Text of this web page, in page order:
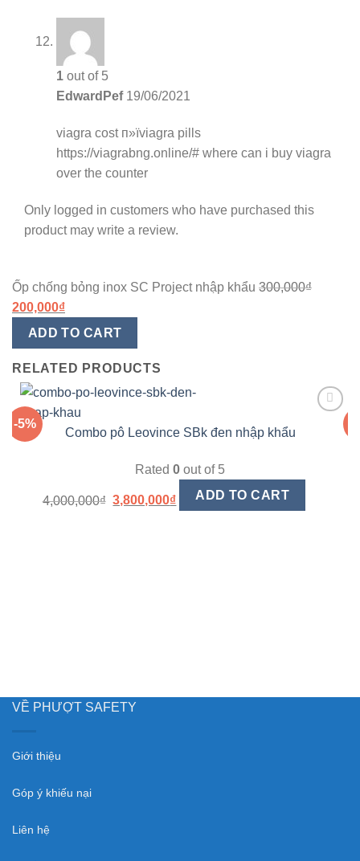
1 out of 5
EdwardPef 19/06/2021
viagra costп»їviagra pills
https://viagrabng.online/# where can i buy viagra
over the counter
Only logged in customers who have purchased this
product may write a review.
Ốp chống bỏng inox SC Project nhập khẩu 300,000₫
200,000₫
ADD TO CART
RELATED PRODUCTS
-5%
Combo pô Leovince SBk đen nhập khẩu
Rated 0 out of 5
4,000,000₫ 3,800,000₫ ADD TO CART
VỀ PHƯỢT SAFETY
Giới thiệu
Góp ý khiếu nại
Liên hệ